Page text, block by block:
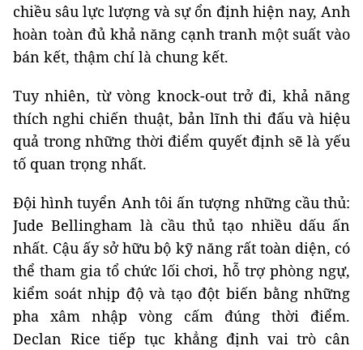
chiều sâu lực lượng và sự ổn định hiện nay, Anh
hoàn toàn đủ khả năng cạnh tranh một suất vào
bán kết, thậm chí là chung kết.
Tuy nhiên, từ vòng knock-out trở đi, khả năng
thích nghi chiến thuật, bản lĩnh thi đấu và hiệu
quả trong những thời điểm quyết định sẽ là yếu
tố quan trọng nhất.
Đội hình tuyển Anh tôi ấn tượng những cầu thủ:
Jude Bellingham là cầu thủ tạo nhiều dấu ấn
nhất. Cậu ấy sở hữu bộ kỹ năng rất toàn diện, có
thể tham gia tổ chức lối chơi, hỗ trợ phòng ngự,
kiểm soát nhịp độ và tạo đột biến bằng những
pha xâm nhập vòng cấm đúng thời điểm.
Declan Rice tiếp tục khẳng định vai trò cân